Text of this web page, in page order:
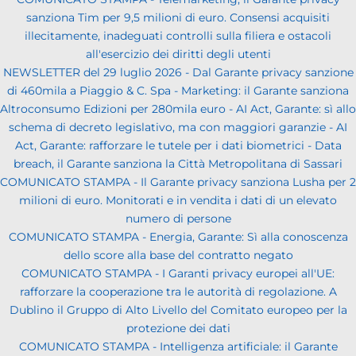
sanziona Tim per 9,5 milioni di euro. Consensi acquisiti
illecitamente, inadeguati controlli sulla filiera e ostacoli
all'esercizio dei diritti degli utenti
NEWSLETTER del 29 luglio 2026 - Dal Garante privacy sanzione
di 460mila a Piaggio & C. Spa - Marketing: il Garante sanziona
Altroconsumo Edizioni per 280mila euro - AI Act, Garante: sì allo
schema di decreto legislativo, ma con maggiori garanzie - AI
Act, Garante: rafforzare le tutele per i dati biometrici - Data
breach, il Garante sanziona la Città Metropolitana di Sassari
COMUNICATO STAMPA - Il Garante privacy sanziona Lusha per 2
milioni di euro. Monitorati e in vendita i dati di un elevato
numero di persone
COMUNICATO STAMPA - Energia, Garante: Sì alla conoscenza
dello score alla base del contratto negato
COMUNICATO STAMPA - I Garanti privacy europei all'UE:
rafforzare la cooperazione tra le autorità di regolazione. A
Dublino il Gruppo di Alto Livello del Comitato europeo per la
protezione dei dati
COMUNICATO STAMPA - Intelligenza artificiale: il Garante